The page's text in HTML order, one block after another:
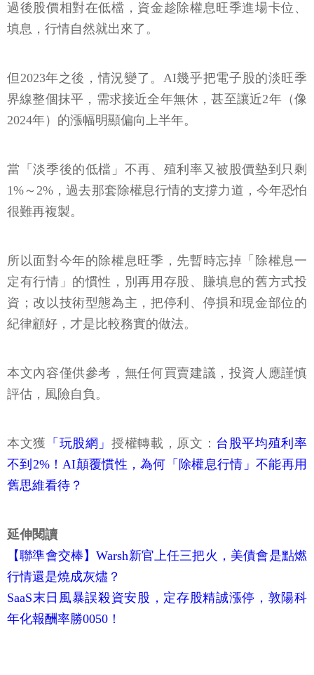
過後股價相對在低檔，資金趁除權息旺季進場卡位、
填息，行情自然就出來了。
但2023年之後，情況變了。AI幾乎把電子股的淡旺季
界線整個抹平，需求接近全年無休，甚至讓近2年（像
2024年）的漲幅明顯偏向上半年。
當「淡季後的低檔」不再、殖利率又被股價墊到只剩
1%～2%，過去那套除權息行情的支撐力道，今年恐怕
很難再複製。
所以面對今年的除權息旺季，先暫時忘掉「除權息一
定有行情」的慣性，別再用存股、賺填息的舊方式投
資；改以技術型態為主，把停利、停損和現金部位的
紀律顧好，才是比較務實的做法。
本文內容僅供參考，無任何買賣建議，投資人應謹慎
評估，風險自負。
本文獲 「玩股網」授權轉載，原文： 台股平均殖利率
不到2%！AI顛覆慣性，為何「除權息行情」不能再用
舊思維看待？
延伸閱讀
【聯準會交棒】Warsh新官上任三把火，美債會是點燃
行情還是燒成灰燼？
SaaS末日風暴誤殺資安股，定存股精誠漲停，敦陽科
年化報酬率勝0050！